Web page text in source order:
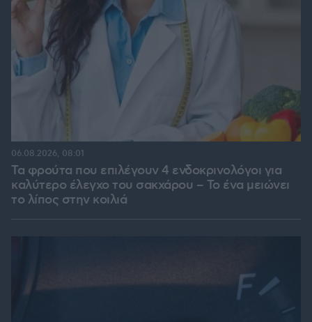
Τα φρούτα που επιλέγουν 4 ενδοκρινολόγοι για
καλύτερο έλεγχο του σακχάρου – Το ένα μειώνει
το λίπος στην κοιλιά
06.08.2026, 08:01